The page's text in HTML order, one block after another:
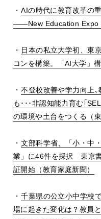
・AIの時代に教育改革の
――New Education Expo
・ 日本の私立大学初、東
コンを構築。「AI大学」
・不登校改善や学力向上
も･･･非認知能力育む｢SEL
の環境や土台をつくる（
・文部科学省、「小・中
業」に46件を採択 東京
証開始（教育家庭新聞）
・千葉県の公立小中学校
場に起きた変化は？教員